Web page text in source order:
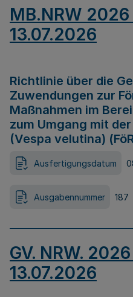
MB.NRW 2026
13.07.2026
Richtlinie über die
Zuwendungen zur
Maßnahmen im
zum Umgang mit
(Vespa velutina)
Ausfertigungsdatum
Ausgabennummer 187
GV. NRW.
13.07.2026